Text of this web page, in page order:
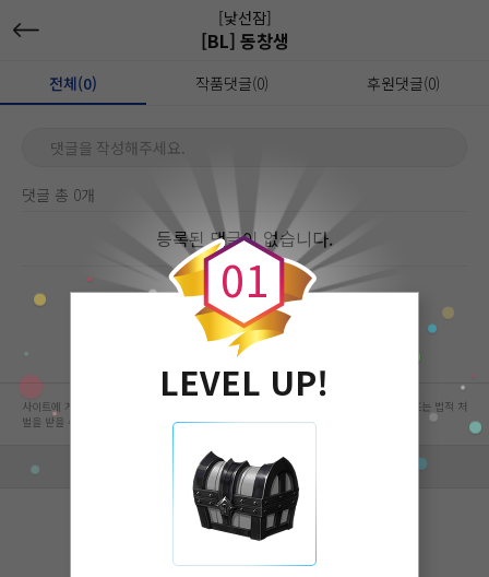
[낯선잠]
[BL] 동창생
전체(0) 작품댓글(0) 후원댓글(0)
댓글을 작성해주세요.
댓글 총 0개
등록된 댓글이 없습니다.
0
0
1
LEVEL UP!
사이트에 게시된 컨텐츠는 저작권자의 권리가 있는 컨텐츠로서 무단 복제, 전송, 수정, 배포는 법적 처
벌을 받을 수 있습니다.
회사 정보 자세히 보기